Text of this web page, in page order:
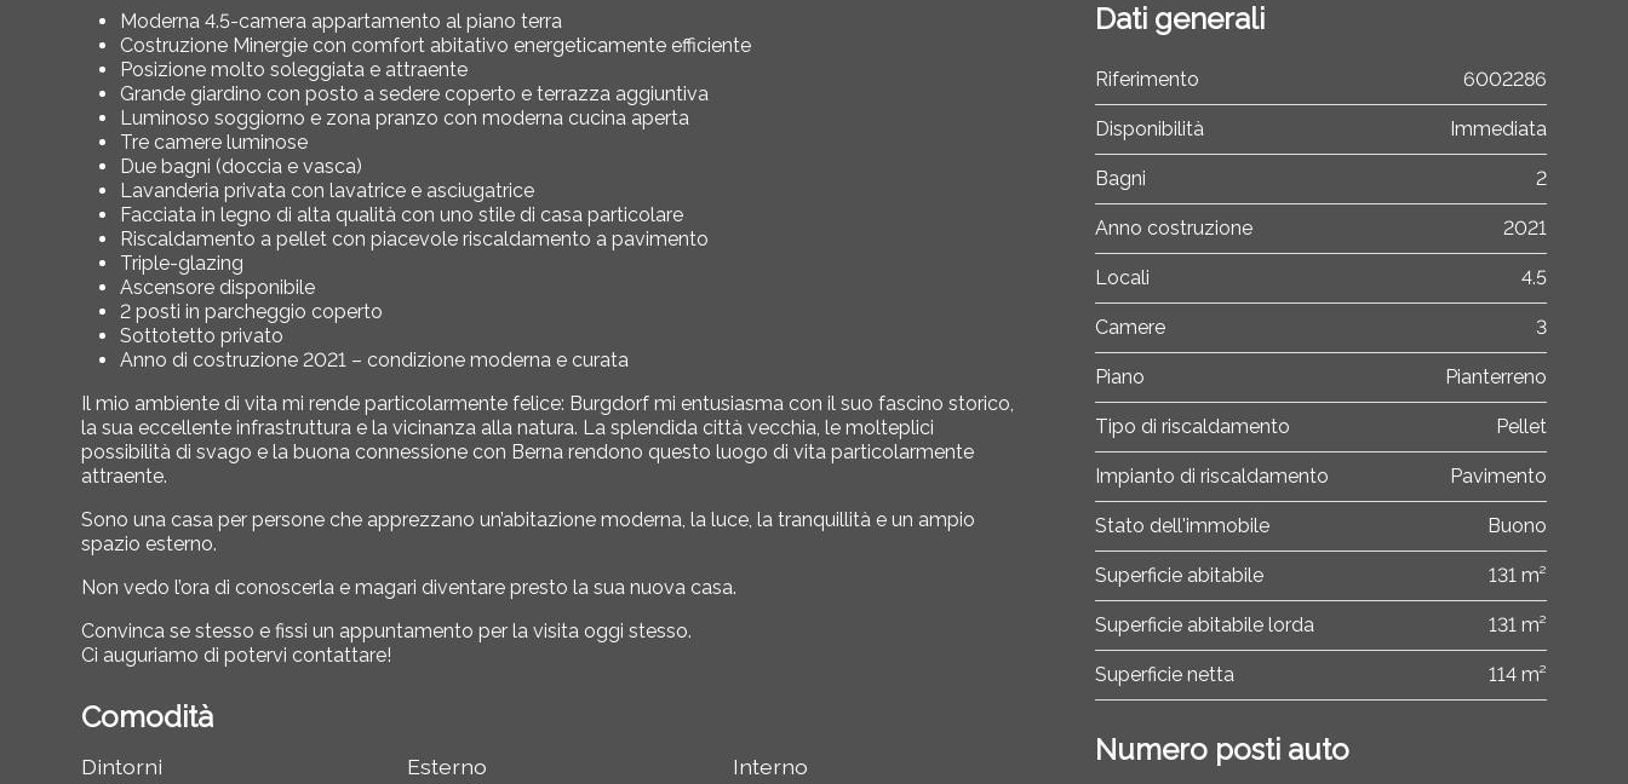
Moderna 4.5-camera appartamento al piano terra
Costruzione Minergie con comfort abitativo energeticamente efficiente
Posizione molto soleggiata e attraente
Grande giardino con posto a sedere coperto e terrazza aggiuntiva
Luminoso soggiorno e zona pranzo con moderna cucina aperta
Tre camere luminose
Due bagni (doccia e vasca)
Lavanderia privata con lavatrice e asciugatrice
Facciata in legno di alta qualità con uno stile di casa particolare
Riscaldamento a pellet con piacevole riscaldamento a pavimento
Triple-glazing
Ascensore disponibile
2 posti in parcheggio coperto
Sottotetto privato
Anno di costruzione 2021 – condizione moderna e curata
Il mio ambiente di vita mi rende particolarmente felice: Burgdorf mi entusiasma con il suo fascino storico,
la sua eccellente infrastruttura e la vicinanza alla natura. La splendida città vecchia, le molteplici
possibilità di svago e la buona connessione con Berna rendono questo luogo di vita particolarmente
attraente.
Sono una casa per persone che apprezzano un’abitazione moderna, la luce, la tranquillità e un ampio
spazio esterno.
Non vedo l’ora di conoscerla e magari diventare presto la sua nuova casa.
Convinca se stesso e fissi un appuntamento per la visita oggi stesso.
Ci auguriamo di potervi contattare!
Comodità
Dintorni Esterno Interno
Dati generali
Riferimento 6002286
Disponibilità Immediata
Bagni 2
Anno costruzione 2021
Locali 4.5
Camere 3
Piano Pianterreno
Tipo di riscaldamento Pellet
Impianto di riscaldamento Pavimento
Stato dell'immobile Buono
Superficie abitabile 131 m²
Superficie abitabile lorda 131 m²
Superficie netta 114 m²
Numero posti auto